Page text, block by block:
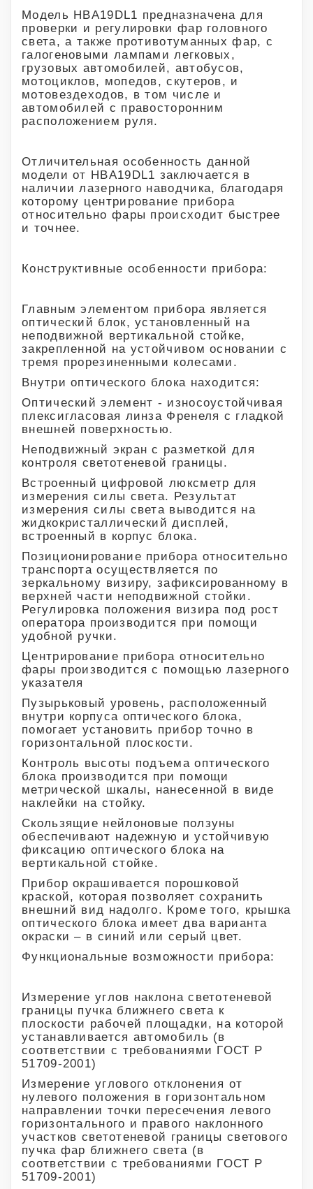
Модель HBA19DL1 предназначена для
проверки и регулировки фар головного
света, а также противотуманных фар, с
галогеновыми лампами легковых,
грузовых автомобилей, автобусов,
мотоциклов, мопедов, скутеров, и
мотовездеходов, в том числе и
автомобилей с правосторонним
расположением руля.
Отличительная особенность данной
модели от HBA19DL1 заключается в
наличии лазерного наводчика, благодаря
которому центрирование прибора
относительно фары происходит быстрее
и точнее.
Конструктивные особенности прибора:
Главным элементом прибора является
оптический блок, установленный на
неподвижной вертикальной стойке,
закрепленной на устойчивом основании с
тремя прорезиненными колесами.
Внутри оптического блока находится:
Оптический элемент - износоустойчивая
плексигласовая линза Френеля с гладкой
внешней поверхностью.
Неподвижный экран с разметкой для
контроля светотеневой границы.
Встроенный цифровой люксметр для
измерения силы света. Результат
измерения силы света выводится на
жидкокристаллический дисплей,
встроенный в корпус блока.
Позиционирование прибора относительно
транспорта осуществляется по
зеркальному визиру, зафиксированному в
верхней части неподвижной стойки.
Регулировка положения визира под рост
оператора производится при помощи
удобной ручки.
Центрирование прибора относительно
фары производится с помощью лазерного
указателя
Пузырьковый уровень, расположенный
внутри корпуса оптического блока,
помогает установить прибор точно в
горизонтальной плоскости.
Контроль высоты подъема оптического
блока производится при помощи
метрической шкалы, нанесенной в виде
наклейки на стойку.
Скользящие нейлоновые ползуны
обеспечивают надежную и устойчивую
фиксацию оптического блока на
вертикальной стойке.
Прибор окрашивается порошковой
краской, которая позволяет сохранить
внешний вид надолго. Кроме того, крышка
оптического блока имеет два варианта
окраски – в синий или серый цвет.
Функциональные возможности прибора:
Измерение углов наклона светотеневой
границы пучка ближнего света к
плоскости рабочей площадки, на которой
устанавливается автомобиль (в
соответствии с требованиями ГОСТ Р
51709-2001)
Измерение углового отклонения от
нулевого положения в горизонтальном
направлении точки пересечения левого
горизонтального и правого наклонного
участков светотеневой границы светового
пучка фар ближнего света (в
соответствии с требованиями ГОСТ Р
51709-2001)